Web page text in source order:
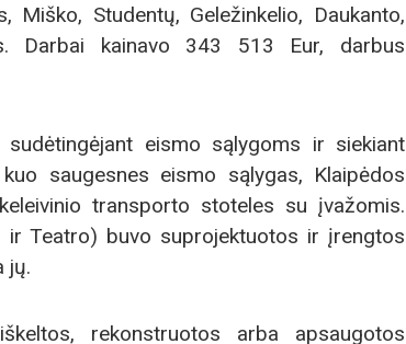
Studentų, Geležinkelio, Daukanto,
Darbai kainavo 343 513 Eur, darbus
sudėtingėjant eismo sąlygoms ir siekiant
saugesnes eismo sąlygas, Klaipėdos
transporto stoteles su įvažomis.
ir Teatro) buvo suprojektuotos ir įrengtos
jų.
rekonstruotos arba apsaugotos